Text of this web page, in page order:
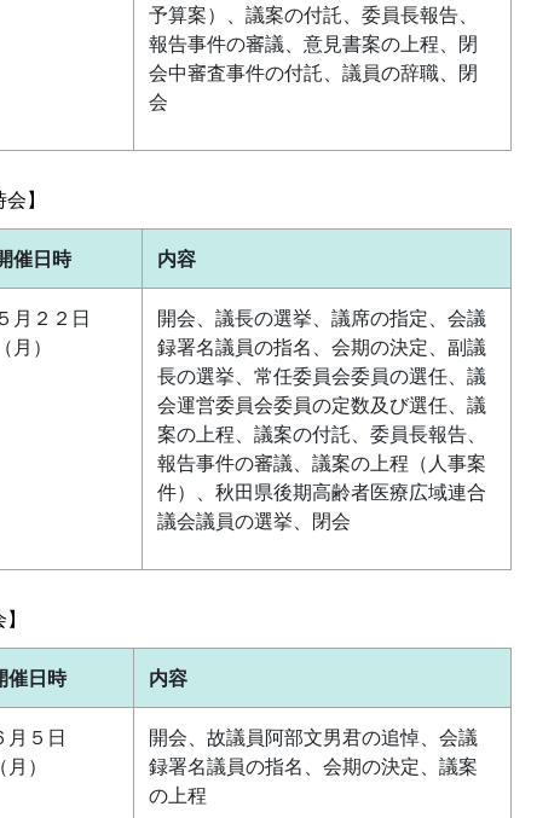
予算案）、議案の付託、委員長報告、
報告事件の審議、意見書案の上程、閉
会中審査事件の付託、議員の辞職、閉
会
】
催日時 内容
５月２２日
（月）
開会、議長の選挙、議席の指定、会議
録署名議員の指名、会期の決定、副議
長の選挙、常任委員会委員の選任、議
会運営委員会委員の定数及び選任、議
案の上程、議案の付託、委員長報告、
報告事件の審議、議案の上程（人事案
件）、秋田県後期高齢者医療広域連合
議会議員の選挙、閉会
催日時 内容
月５日
（月）
開会、故議員阿部文男君の追悼、会議
録署名議員の指名、会期の決定、議案
の上程